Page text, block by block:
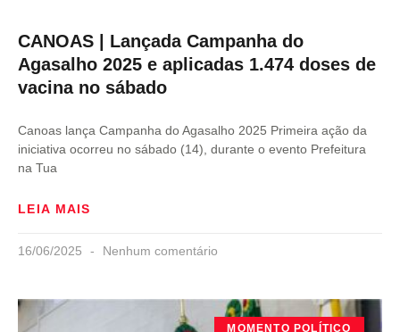
CANOAS | Lançada Campanha do
Agasalho 2025 e aplicadas 1.474 doses de
vacina no sábado
Canoas lança Campanha do Agasalho 2025 Primeira ação da
iniciativa ocorreu no sábado (14), durante o evento Prefeitura
na Tua
LEIA MAIS
16/06/2025 Nenhum comentário
MOMENTO POLÍTICO